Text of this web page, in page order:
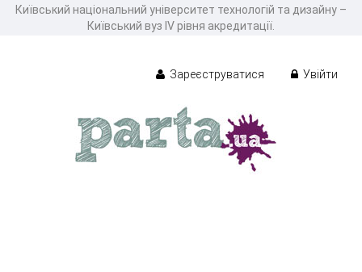
Київський національний університет технологій та дизайну –
Київський вуз ІV рівня акредитації.
Зареєструватися Увійти